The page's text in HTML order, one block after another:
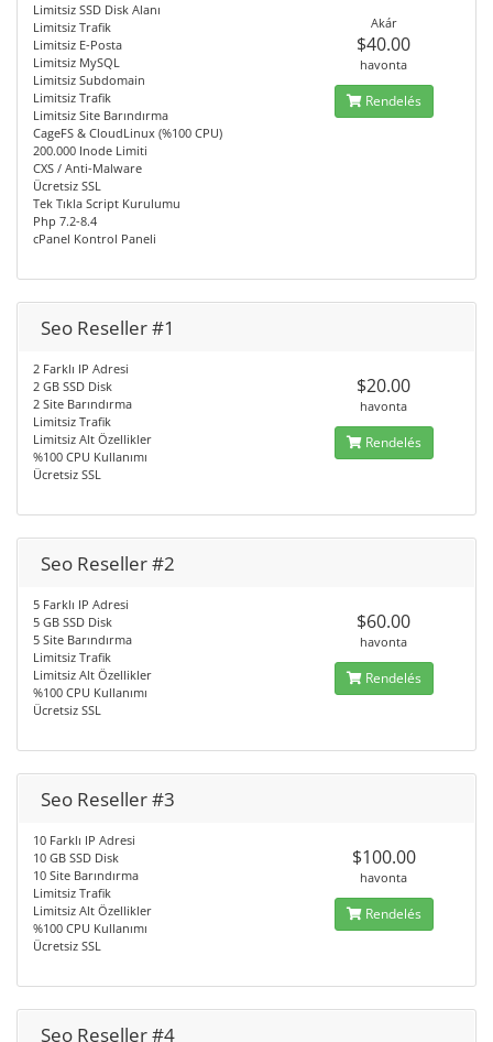
Limitsiz SSD Disk Alanı
Limitsiz Trafik
Limitsiz E-Posta
Limitsiz MySQL
Limitsiz Subdomain
Limitsiz Trafik
Limitsiz Site Barındırma
CageFS & CloudLinux (%100 CPU)
200.000 Inode Limiti
CXS / Anti-Malware
Ücretsiz SSL
Tek Tıkla Script Kurulumu
Php 7.2-8.4
cPanel Kontrol Paneli
Akár
$40.00
havonta
Rendelés
Seo Reseller #1
2 Farklı IP Adresi
2 GB SSD Disk
2 Site Barındırma
Limitsiz Trafik
Limitsiz Alt Özellikler
%100 CPU Kullanımı
Ücretsiz SSL
$20.00
havonta
Rendelés
Seo Reseller #2
5 Farklı IP Adresi
5 GB SSD Disk
5 Site Barındırma
Limitsiz Trafik
Limitsiz Alt Özellikler
%100 CPU Kullanımı
Ücretsiz SSL
$60.00
havonta
Rendelés
Seo Reseller #3
10 Farklı IP Adresi
10 GB SSD Disk
10 Site Barındırma
Limitsiz Trafik
Limitsiz Alt Özellikler
%100 CPU Kullanımı
Ücretsiz SSL
$100.00
havonta
Rendelés
Seo Reseller #4